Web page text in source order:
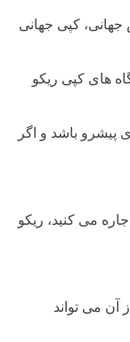
کپی جهانی
های کپی ریکو
پیشرو باشد و اگر
می کنید، ریکو
آن می تواند